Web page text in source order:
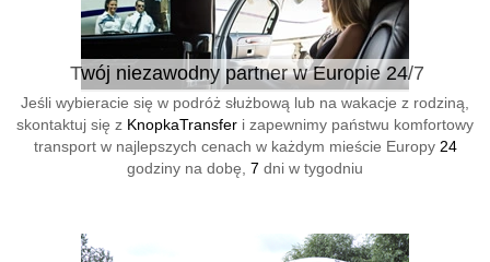
Twój niezawodny partner w Europie 24/7
Jeśli wybieracie się w podróż służbową lub na wakacje z rodziną,
skontaktuj się z KnopkaTransfer i zapewnimy państwu komfortowy
transport w najlepszych cenach w każdym mieście Europy 24
godziny na dobę, 7 dni w tygodniu